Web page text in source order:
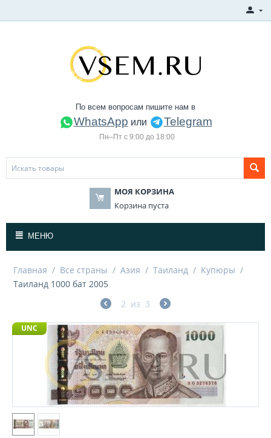
По всем вопросам пишите нам в
WhatsApp или Telegram
Пн–Пт с 9:00 до 18:00
МОЯ КОРЗИНА
Корзина пуста
МЕНЮ
Главная / Все страны / Азия / Таиланд / Купюры /
Таиланд 1000 бат 2005
2 из 3
UNC